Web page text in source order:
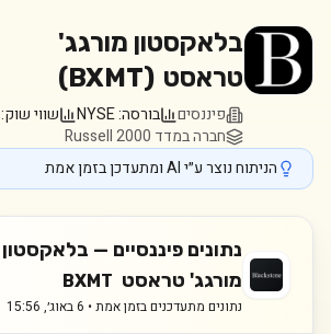
בלאקסטון מורגג'
טראסט (
BXMT
)
פיננסים בורסה:NYSE שווי שוק:
חברה במדד Russell 2000
הניתוח נוצר ע״י AI ומתעדכן בזמן אמת
נתונים פיננסיים — בלאקסטון
מורגג' טראסט BXMT
נתונים מתעדכנים בזמן אמת • 6 באוג׳, 15:56